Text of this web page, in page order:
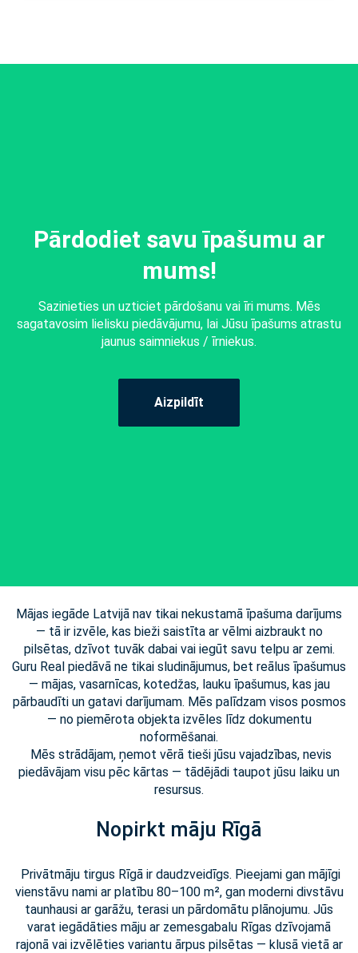
Pārdodiet savu īpašumu ar
mums!
Sazinieties un uzticiet pārdošanu vai īri mums. Mēs
sagatavosim lielisku piedāvājumu, lai Jūsu īpašums atrastu
jaunus saimniekus / īrniekus.
Aizpildīt
Mājas iegāde Latvijā nav tikai nekustamā īpašuma darījums
— tā ir izvēle, kas bieži saistīta ar vēlmi aizbraukt no
pilsētas, dzīvot tuvāk dabai vai iegūt savu telpu ar zemi.
Guru Real piedāvā ne tikai sludinājumus, bet reālus īpašumus
— mājas, vasarnīcas, kotedžas, lauku īpašumus, kas jau
pārbaudīti un gatavi darījumam. Mēs palīdzam visos posmos
— no piemērota objekta izvēles līdz dokumentu
noformēšanai.
Mēs strādājam, ņemot vērā tieši jūsu vajadzības, nevis
piedāvājam visu pēc kārtas — tādējādi taupot jūsu laiku un
resursus.
Nopirkt māju Rīgā
Privātmāju tirgus Rīgā ir daudzveidīgs. Pieejami gan mājīgi
vienstāvu nami ar platību 80–100 m², gan moderni divstāvu
taunhausi ar garāžu, terasi un pārdomātu plānojumu. Jūs
varat iegādāties māju ar zemesgabalu Rīgas dzīvojamā
rajonā vai izvēlēties variantu ārpus pilsētas — klusā vietā ar